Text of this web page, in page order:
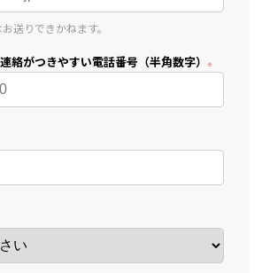
送りできかねます。
絡がつきやすい電話番号（半角数字）